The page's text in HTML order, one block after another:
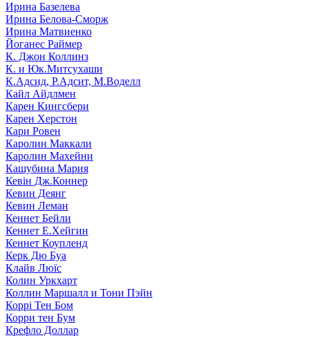
Ирина Базелева
Ирина Белова-Сморж
Ирина Матвиенко
Йоганес Раймер
К. Джон Коллинз
К. и Юк.Митсухаши
К.Адсид, Р.Адсит, М.Воделл
Кайл Айдлмен
Карен Кингсбери
Карен Херстон
Кари Ровен
Каролин Маккали
Каролин Махейни
Кашубина Мария
Кевін Дж.Коннер
Кевин Деянг
Кевин Леман
Кеннет Бейли
Кеннет Е.Хейгин
Кеннет Коупленд
Керк Дю Буа
Клайв Люїс
Колин Уркхарт
Коллин Маршалл и Тони Пэйн
Коррі Тен Бом
Корри тен Бум
Крефло Доллар